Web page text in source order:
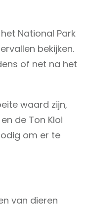
National Park
bekijken.
of net na het
waard zijn,
de Ton Kloi
om er te
van dieren